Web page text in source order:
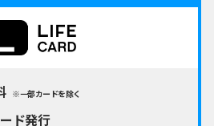
※一部カードを除く
ド発行